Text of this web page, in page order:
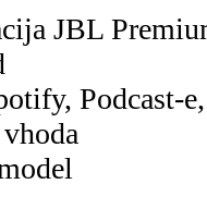
JBL
Podcast-